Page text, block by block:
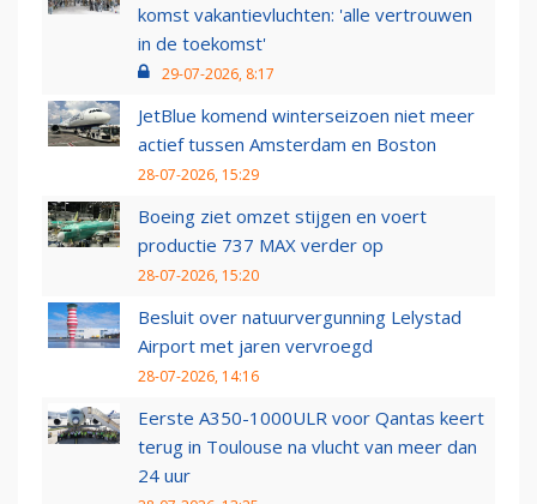
komst vakantievluchten: 'alle vertrouwen
in de toekomst'
29-07-2026, 8:17
JetBlue komend winterseizoen niet meer
actief tussen Amsterdam en Boston
28-07-2026, 15:29
Boeing ziet omzet stijgen en voert
productie 737 MAX verder op
28-07-2026, 15:20
Besluit over natuurvergunning Lelystad
Airport met jaren vervroegd
28-07-2026, 14:16
Eerste A350-1000ULR voor Qantas keert
terug in Toulouse na vlucht van meer dan
24 uur